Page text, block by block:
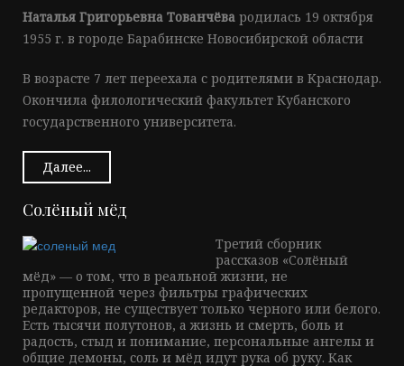
Наталья Григорьевна Тованчёва родилась 19 октября
1955 г. в городе Барабинске Новосибирской области
В возрасте 7 лет переехала с родителями в Краснодар.
Окончила филологический факультет Кубанского
государственного университета.
Далее...
Солёный мёд
Третий сборник
рассказов «Солёный
мёд» — о том, что в реальной жизни, не
пропущенной через фильтры графических
редакторов, не существует только черного или белого.
Есть тысячи полутонов, а жизнь и смерть, боль и
радость, стыд и понимание, персональные ангелы и
общие демоны, соль и мёд идут рука об руку. Как